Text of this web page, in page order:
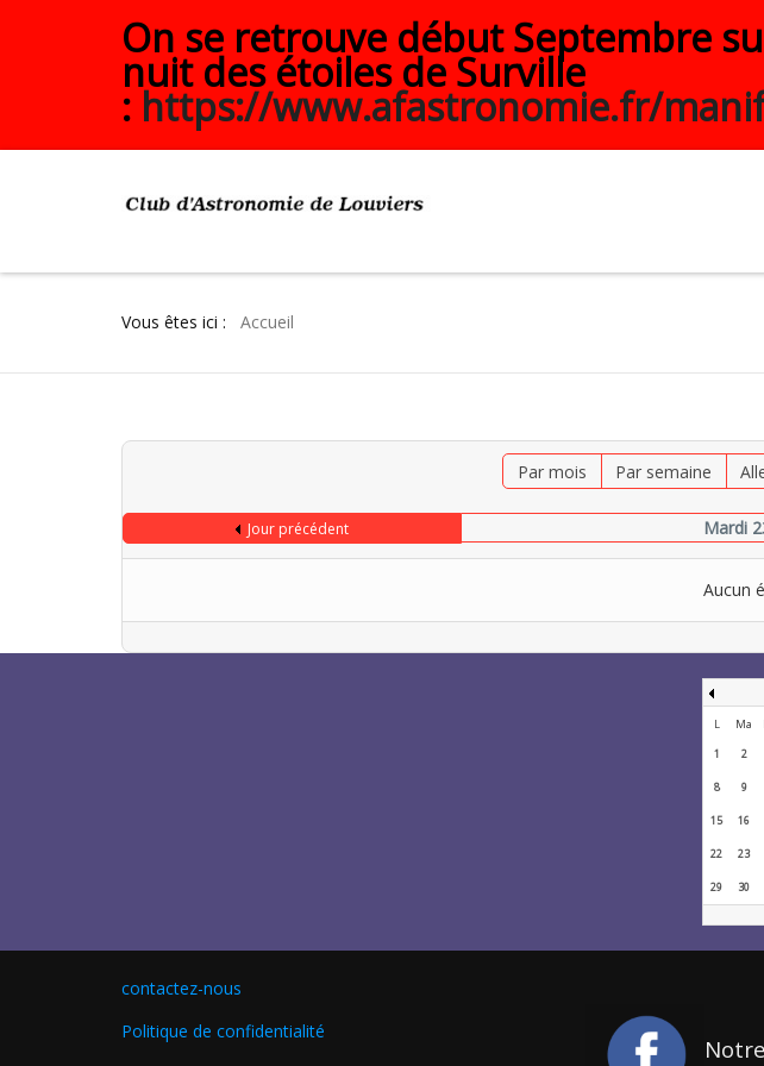
On se retrouve début Septembre
nuit des étoiles de Surville
: https://www.afastronomie.fr/
Vous êtes ici : Accueil
Par mois Par semaine
Jour précédent Mardi
Aucun
L Ma
1
2
8 9
15 16
22 23
29 30
contactez-nous
Politique de confidentialité
Notre